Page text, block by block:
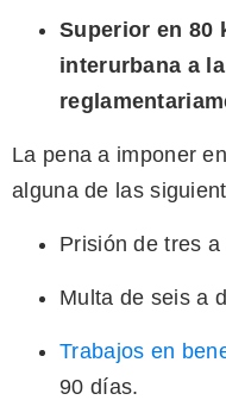
Superior en 80
interurbana a
La pena a imponer
alguna de las
Prisión de tres a
Multa de seis a
Trabajos en
90 días.